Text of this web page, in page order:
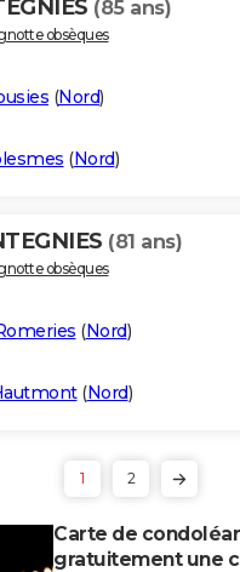
(85 ans)
obsèques
(Nord)
(Nord)
(81 ans)
obsèques
(Nord)
(Nord)
1 2
Carte de
gratuitement une